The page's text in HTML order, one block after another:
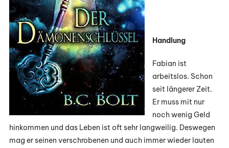
Handlung
Fabian ist
arbeitslos. Schon
seit längerer Zeit.
Er muss mit nur
noch wenig Geld
hinkommen und das Leben ist oft sehr langweilig. Deswegen
mag er seinen verschrobenen und auch immer wieder lauten